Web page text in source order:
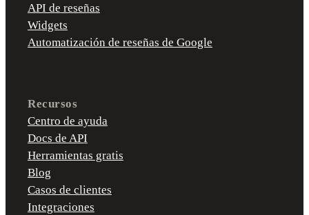
API de reseñas
Widgets
Automatización de reseñas de Google
Recursos
Centro de ayuda
Docs de API
Herramientas gratis
Blog
Casos de clientes
Integraciones